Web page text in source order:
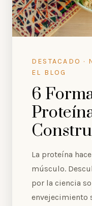
DESTACADO ·
EL BLOG
6
La proteína
músculo.
por la ciencia
envejecimiento